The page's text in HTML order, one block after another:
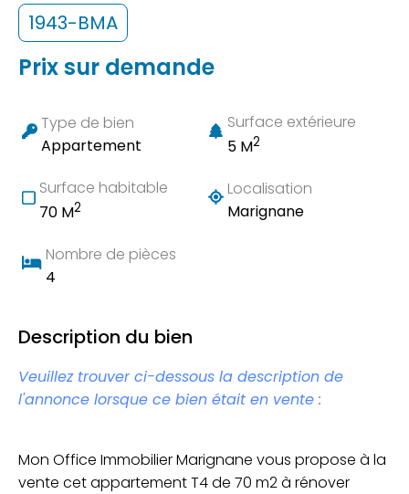
1943-BMA
Prix sur demande
Type de bien
Appartement
Surface extérieure
5 M2
Surface habitable
70 M2
Localisation
Marignane
Nombre de pièces
4
Description du bien
Veuillez trouver ci-dessous la description de
l'annonce lorsque ce bien était en vente :
Mon Office Immobilier Marignane vous propose à la
vente cet appartement T4 de 70 m2 à rénover